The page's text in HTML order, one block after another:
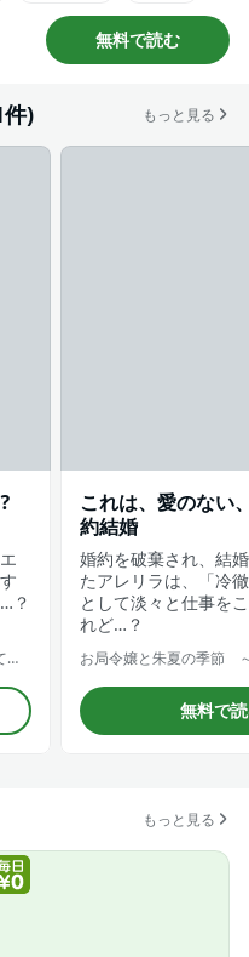
#王族・貴族との恋愛
#黒髪男子
無料で読む
) もっと見る
？
悪役令嬢を演じていますが推しが嫌ってくれません【合冊版】
これは、愛のない
約結婚
婚約を破棄され、結
たアレリラは、「冷
として淡々と仕事を
れど…？
無料で
もっと見る